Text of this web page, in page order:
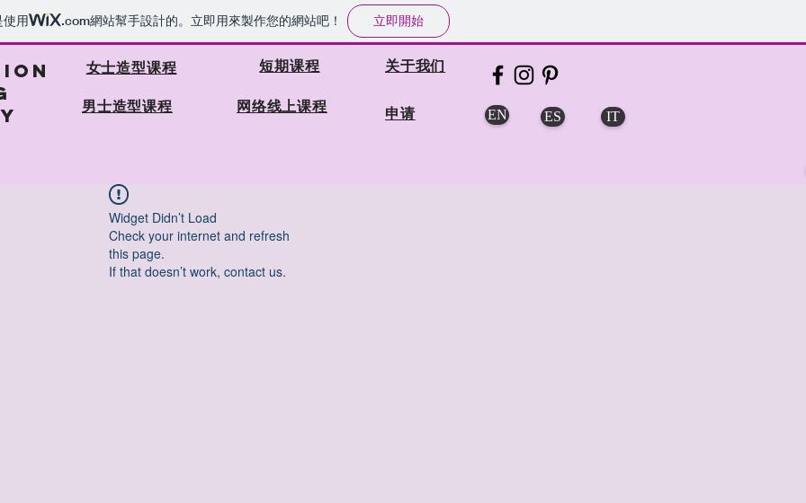
用 .com網站幫手設計的。立即用來製作您的網站吧！ 立即開始
女士造型课程
短期课程
​男士造型课程
网络线上课程
关于我们
申请 EN ES IT
Widget Didn’t Load
Check your internet and refresh
this page.
If that doesn’t work, contact us.